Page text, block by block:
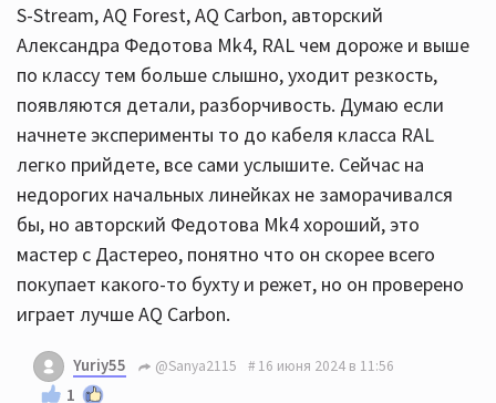
S-Stream, AQ Forest, AQ Carbon, авторский
Александра Федотова Mk4, RAL чем дороже и выше
по классу тем больше слышно, уходит резкость,
появляются детали, разборчивость. Думаю если
начнете эксперименты то до кабеля класса RAL
легко прийдете, все сами услышите. Сейчас на
недорогих начальных линейках не заморачивался
бы, но авторский Федотова Mk4 хороший, это
мастер с Дастерео, понятно что он скорее всего
покупает какого-то бухту и режет, но он проверено
играет лучше AQ Carbon.
Yuriy55 @Sanya2115 16 июня 2024 в 11:56
1